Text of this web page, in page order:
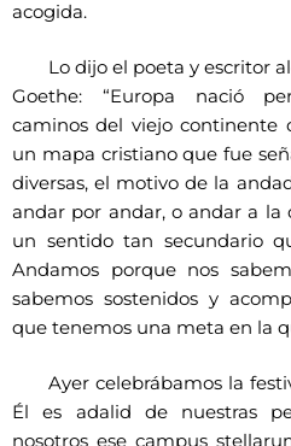
acogida.
Lo dijo el poeta y escritor
Goethe: “Europa nació
caminos del viejo continente
un mapa cristiano que fue
diversas, el motivo de la
andar por andar, o andar a la
un sentido tan secundario
Andamos porque nos
sabemos sostenidos y
que tenemos una meta en la
Ayer celebrábamos la
Él es adalid de nuestras
nosotros ese campus